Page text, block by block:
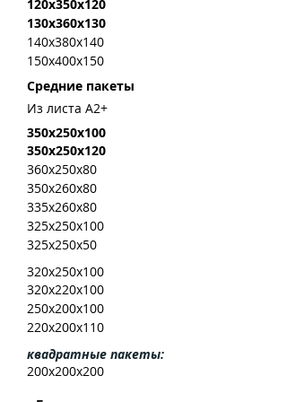
Средние пакеты
120x350x120
130x360x130
140x380x140
150x400x150
Из листа А2+
350x250x100
350x250x120
360x250x80
350x260x80
335x260x80
325x250x100
325х250х50
320x250x100
320x220x100
250x200x100
220x200x110
квадратные пакеты:
200x200x200